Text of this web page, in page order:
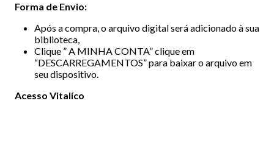
Forma de Envio:
Após a compra, o arquivo digital será adicionado à sua
biblioteca,
Clique ” A MINHA CONTA” clique em
“DESCARREGAMENTOS” para baixar o arquivo em
seu dispositivo.
Acesso Vitalíco